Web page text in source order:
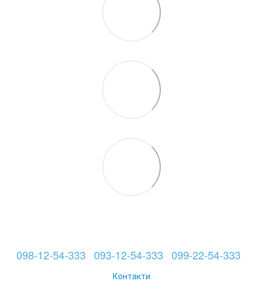
098-12-54-333 093-12-54-333 099-22-54-333
Контакти